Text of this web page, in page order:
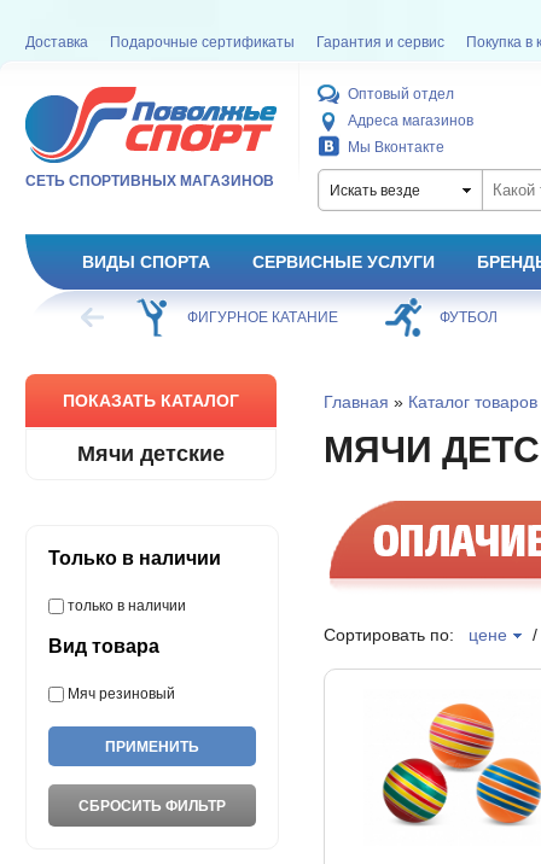
Доставка Подарочные сертификаты Гарантия и сервис Покупка в
СЕТЬ СПОРТИВНЫХ МАГАЗИНОВ
Оптовый отдел
Адреса магазинов
Мы Вконтакте
Искать везде
ВИДЫ СПОРТА СЕРВИСНЫЕ УСЛУГИ
ХОККЕЙ ФИГУРНОЕ КАТАНИЕ ФУТБОЛ
ПОКАЗАТЬ КАТАЛОГ
Мячи детские
Только в наличии
только в наличии
Вид товара
Мяч резиновый
Главная » Каталог товаров
МЯЧИ
Сортировать по: цене